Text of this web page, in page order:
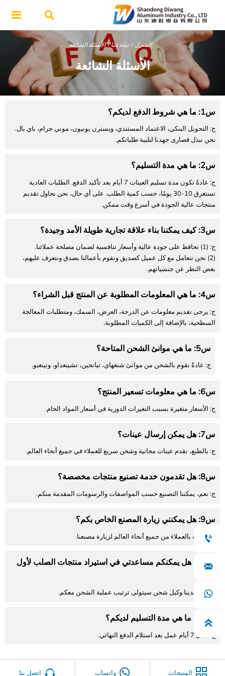


المنزل >نبذة عنا>الأسئلة الشائعة
الأسئلة الشائعة
س1: ما هي شروط الدفع لديكم؟
ج: التحويل البنكي، الاعتماد المستندي، ويسترن يونيون، موني جرام، باي بال.
نحن نبذل قصارى جهدنا لتلبية طلباتكم.
س2: ما هي مدة التسليم؟
ج: عادةً تكون مدة تسليم العينات 7 أيام بعد تأكيد الدفع. الطلبات العادية
تستغرق 10-30 يومًا، حسب كمية الطلب. على أي حال، نحن نحاول تقديم
منتجات عالية الجودة في أسرع وقت ممكن.
س3: كيف يمكننا بناء علاقة تجارية طويلة الأمد وجيدة؟
ج: (1) نحافظ على جودة عالية وأسعار تنافسية لضمان مصلحة عملائنا.
(2) نحن نتعامل مع كل عميل كصديق ونقوم بأعمالنا بصدق ونتعرف عليهم،
بغض النظر عن جنسياتهم.
س4: ما هي المعلومات المطلوبة عن المنتج قبل الشراء؟
ج: يرجى تقديم معلومات عن الدرجة، العرض، السمك، ومتطلبات المعالجة
السطحية، بالإضافة إلى الكميات المطلوبة.
س5: ما هي موانئ الشحن المتاحة؟
ج: عادةً نقوم بالشحن من موانئ شنغهاي، تيانجين، تشينغداو، ونينغبو.
س6: ما هي معلومات تسعير المنتج؟
ج: الأسعار متغيرة بسبب التغيرات الدورية في أسعار المواد الخام.
س7: هل يمكن إرسال عينات؟
ج: بالطبع، نقدم عينات مجانية وشحن سريع للعملاء في جميع أنحاء العالم.
س8: هل تقدمون خدمة تصنيع منتجات مخصصة؟
ج: نعم، يمكننا التصنيع حسب المواصفات والرسومات المقدمة منكم.
س9: هل يمكنني زيارة المصنع الخاص بكم؟
ج: نرحب بالعملاء من جميع أنحاء العالم لزيارة مصنعنا.
س10: هل يمكنكم مساعدتي في استيراد منتجات الصلب لأول
ج: نعم، لدينا وكيل شحن سيتولى ترتيب عملية الشحن معكم.
س11: ما هي مدة التسليم لديكم؟
ج: خلال 7 أيام عمل بعد استلام الدفع النهائي.
 المنتجات  واتساب  اتصل بنا



